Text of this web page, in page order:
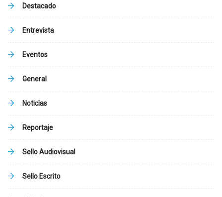
Destacado
Entrevista
Eventos
General
Noticias
Reportaje
Sello Audiovisual
Sello Escrito